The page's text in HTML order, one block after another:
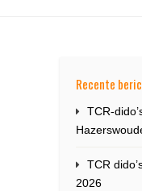
Recente
TCR-
TCR
2026